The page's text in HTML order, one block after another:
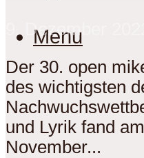
Menu
9. Dezember 2022
Der 30. open
des wichtigsten
und Lyrik fand
November...